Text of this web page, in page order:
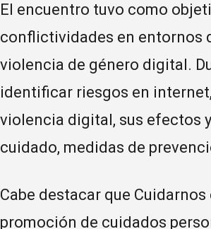
El encuentro tuvo como
conflictividades en entornos
violencia de género digital.
identificar riesgos en
violencia digital, sus efectos
cuidado, medidas de
Cabe destacar que
promoción de cuidados